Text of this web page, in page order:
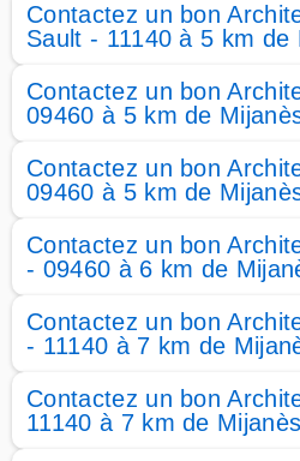
Contactez un bon
Sault - 11140 à 5 km de
Contactez un bon
09460 à 5 km de
Contactez un bon
09460 à 5 km de
Contactez un bon
- 09460 à 6 km de
Contactez un bon
- 11140 à 7 km de
Contactez un bon
11140 à 7 km de Mijanès